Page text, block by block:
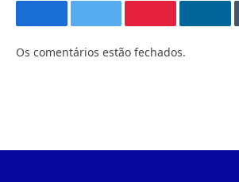
FacebookTwitter PinterestO
Os comentários estão fechados.